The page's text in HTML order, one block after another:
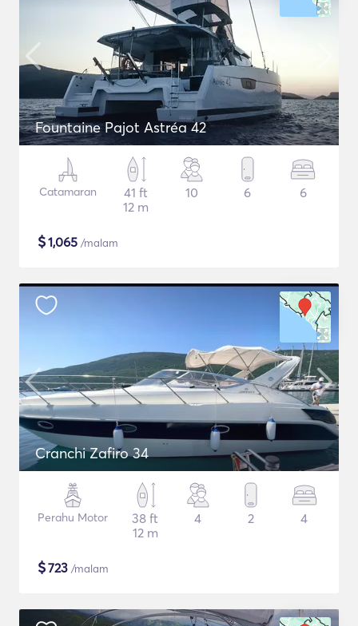
Fountaine Pajot Astréa 42
Catamaran
41 ft
12 m
10 6 6
$1,065 /malam
Cranchi Zafiro 34
Perahu Motor
38 ft
12 m
4 2 4
$723 /malam